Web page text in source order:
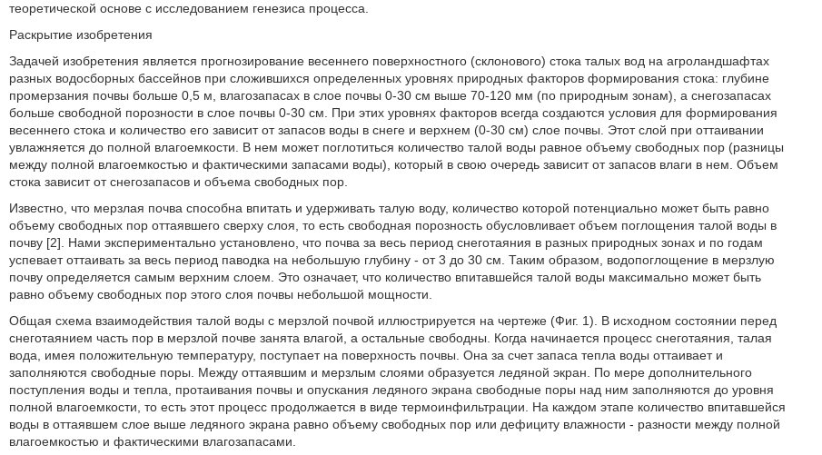
теоретической основе с исследованием генезиса процесса.
Раскрытие изобретения
Задачей изобретения является прогнозирование весеннего поверхностного (склонового) стока талых вод на агроландшафтах
разных водосборных бассейнов при сложившихся определенных уровнях природных факторов формирования стока: глубине
промерзания почвы больше 0,5 м, влагозапасах в слое почвы 0-30 см выше 70-120 мм (по природным зонам), а снегозапасах
больше свободной порозности в слое почвы 0-30 см. При этих уровнях факторов всегда создаются условия для формирования
весеннего стока и количество его зависит от запасов воды в снеге и верхнем (0-30 см) слое почвы. Этот слой при оттаивании
увлажняется до полной влагоемкости. В нем может поглотиться количество талой воды равное объему свободных пор (разницы
между полной влагоемкостью и фактическими запасами воды), который в свою очередь зависит от запасов влаги в нем. Объем
стока зависит от снегозапасов и объема свободных пор.
Известно, что мерзлая почва способна впитать и удерживать талую воду, количество которой потенциально может быть равно
объему свободных пор оттаявшего сверху слоя, то есть свободная порозность обусловливает объем поглощения талой воды в
почву [2]. Нами экспериментально установлено, что почва за весь период снеготаяния в разных природных зонах и по годам
успевает оттаивать за весь период паводка на небольшую глубину - от 3 до 30 см. Таким образом, водопоглощение в мерзлую
почву определяется самым верхним слоем. Это означает, что количество впитавшейся талой воды максимально может быть
равно объему свободных пор этого слоя почвы небольшой мощности.
Общая схема взаимодействия талой воды с мерзлой почвой иллюстрируется на чертеже (Фиг. 1). В исходном состоянии перед
снеготаянием часть пор в мерзлой почве занята влагой, а остальные свободны. Когда начинается процесс снеготаяния, талая
вода, имея положительную температуру, поступает на поверхность почвы. Она за счет запаса тепла воды оттаивает и
заполняются свободные поры. Между оттаявшим и мерзлым слоями образуется ледяной экран. По мере дополнительного
поступления воды и тепла, протаивания почвы и опускания ледяного экрана свободные поры над ним заполняются до уровня
полной влагоемкости, то есть этот процесс продолжается в виде термоинфильтрации. На каждом этапе количество впитавшейся
воды в оттаявшем слое выше ледяного экрана равно объему свободных пор или дефициту влажности - разности между полной
влагоемкостью и фактическими влагозапасами.